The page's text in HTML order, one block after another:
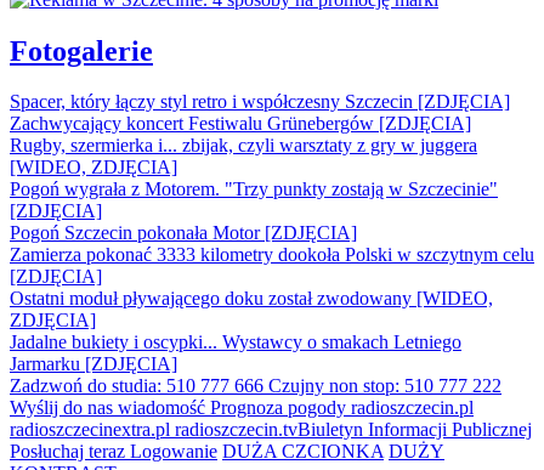
Fotogalerie
Spacer, który łączy styl retro i współczesny Szczecin [ZDJĘCIA]
Zachwycający koncert Festiwalu Grünebergów [ZDJĘCIA]
Rugby, szermierka i... zbijak, czyli warsztaty z gry w juggera
[WIDEO, ZDJĘCIA]
Pogoń wygrała z Motorem. "Trzy punkty zostają w Szczecinie"
[ZDJĘCIA]
Pogoń Szczecin pokonała Motor [ZDJĘCIA]
Zamierza pokonać 3333 kilometry dookoła Polski w szczytnym celu
[ZDJĘCIA]
Ostatni moduł pływającego doku został zwodowany [WIDEO,
ZDJĘCIA]
Jadalne bukiety i oscypki... Wystawcy o smakach Letniego
Jarmarku [ZDJĘCIA]
Zadzwoń do studia: 510 777 666 Czujny non stop: 510 777 222
Wyślij do nas wiadomość Prognoza pogody radioszczecin.pl
radioszczecinextra.pl radioszczecin.tvBiuletyn Informacji Publicznej
Posłuchaj teraz Logowanie DUŻA CZCIONKA DUŻY